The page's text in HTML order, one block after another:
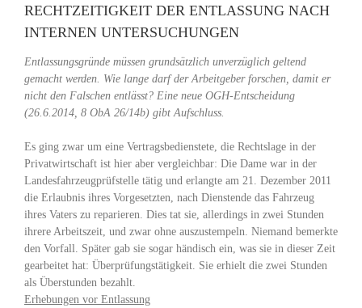
RECHTZEITIGKEIT DER ENTLASSUNG NACH
INTERNEN UNTERSUCHUNGEN
Entlassungsgründe müssen grundsätzlich unverzüglich geltend
gemacht werden. Wie lange darf der Arbeitgeber forschen, damit er
nicht den Falschen entlässt? Eine neue OGH-Entscheidung
(26.6.2014, 8 ObA 26/14b) gibt Aufschluss.
Es ging zwar um eine Vertragsbedienstete, die Rechtslage in der
Privatwirtschaft ist hier aber vergleichbar: Die Dame war in der
Landesfahrzeugprüfstelle tätig und erlangte am 21. Dezember 2011
die Erlaubnis ihres Vorgesetzten, nach Dienstende das Fahrzeug
ihres Vaters zu reparieren. Dies tat sie, allerdings in zwei Stunden
ihrere Arbeitszeit, und zwar ohne auszustempeln. Niemand bemerkte
den Vorfall. Später gab sie sogar händisch ein, was sie in dieser Zeit
gearbeitet hat: Überprüfungstätigkeit. Sie erhielt die zwei Stunden
als Überstunden bezahlt.
Erhebungen vor Entlassung